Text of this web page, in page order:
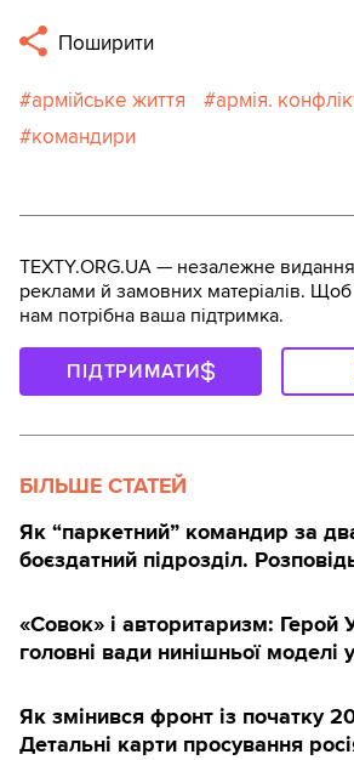
Поширити
армійське життя армія.
командири
TEXTY.ORG.UA — незалежне
реклами й замовних матеріалів.
нам потрібна ваша підтримка.
ПІДТРИМАТИ
БІЛЬШЕ СТАТЕЙ
Як “паркетний” командир за
боєздатний підрозділ.
«Совок» і авторитаризм: Герой
головні вади нинішньої моделі
Як змінився фронт із початку
Детальні карти просування